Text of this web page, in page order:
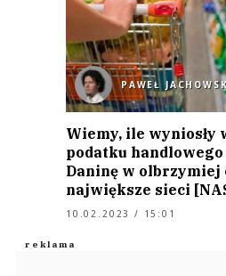
PAWEŁ
Wiemy, ile wyniosły
podatku
Daninę w olbrzymiej
największe sieci
10.02.2023 / 15:01